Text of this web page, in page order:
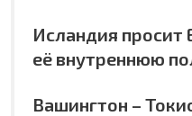
Исландия просит
её внутреннюю
Вашингтон –